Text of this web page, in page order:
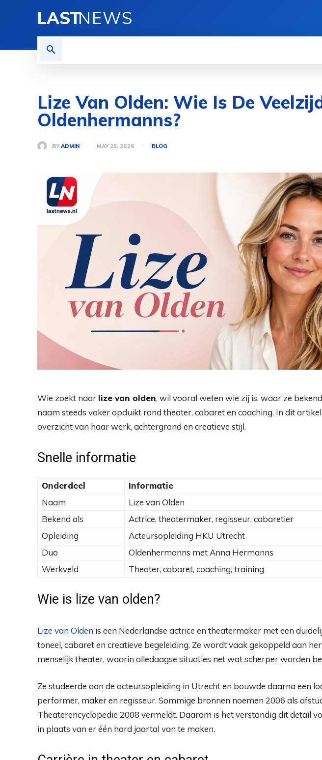
LASTNEWS
Lize Van Olden: Wie Is De
Oldenhermanns?
BY ADMIN MAY 25, 2026 BLOG
Wie zoekt naar lize van olden, wil vooral weten wie zij is, waar ze
naam steeds vaker opduikt rond theater, cabaret en coaching. In dit
overzicht van haar werk, achtergrond en creatieve stijl.
Snelle informatie
Onderdeel
Informatie
Naam
Lize van Olden
Bekend als
Actrice, theatermaker, regisseur, cabaretier
Opleiding
Acteursopleiding HKU Utrecht
Duo
Oldenhermanns met Anna Hermanns
Werkveld
Theater, cabaret, coaching, training
Wie is lize van olden?
Lize van Olden is een Nederlandse actrice en theatermaker met een
toneel, cabaret en creatieve begeleiding. Ze wordt vaak gekoppeld aan
menselijk theater, waarin alledaagse situaties net wat scherper worden
Ze studeerde aan de acteursopleiding in Utrecht en bouwde daarna een
performer, maker en regisseur. Sommige bronnen noemen 2006 als
Theaterencyclopedie 2008 vermeldt. Daarom is het verstandig dit detail
in plaats van er één hard jaartal van te maken.